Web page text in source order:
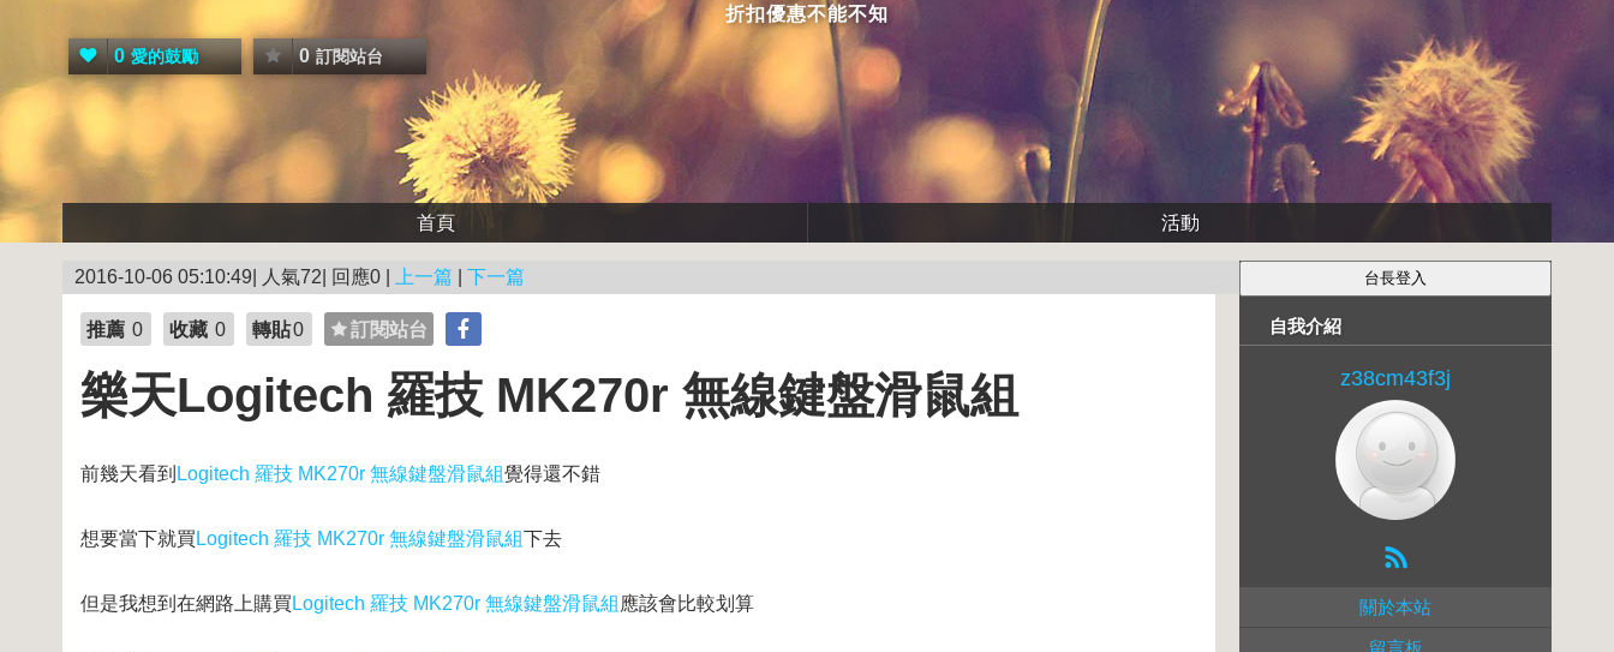
折扣優惠不能不知
0 愛的鼓勵 0 訂閱站台
首頁 活動
2016-10-06 05:10:49| 人氣72| 回應0 | 上一篇 下一篇
推薦 0 收藏 0 轉貼0 訂閱站台
樂天Logitech 羅技 MK270r 無線鍵盤滑鼠組
前幾天看到 Logitech 羅技 MK270r 無線鍵盤滑鼠組覺得還不錯
想要當下就買 Logitech 羅技 MK270r 無線鍵盤滑鼠組下去
但是我想到在網路上購買 Logitech 羅技 MK270r 無線鍵盤滑鼠組 應該會比較划算
自我介紹
z38cm43f3j
關於本站
留言板